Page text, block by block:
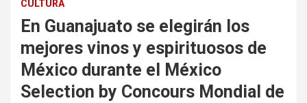
CULTURA
En Guanajuato se elegirán los
mejores vinos y espirituosos de
México durante el México
Selection by Concours Mondial de